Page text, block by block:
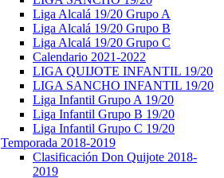
Liga Alcalá 19/20 Grupo A
Liga Alcalá 19/20 Grupo B
Liga Alcalá 19/20 Grupo C
Calendario 2021-2022
LIGA QUIJOTE INFANTIL 19/20
LIGA SANCHO INFANTIL 19/20
Liga Infantil Grupo A 19/20
Liga Infantil Grupo B 19/20
Liga Infantil Grupo C 19/20
Temporada 2018-2019
Clasificación Don Quijote 2018-
2019